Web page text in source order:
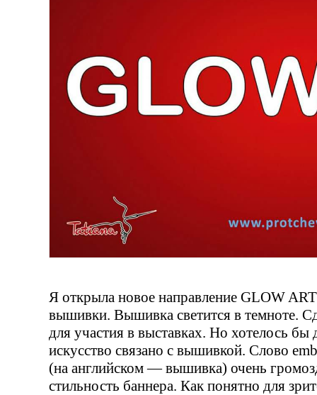
Я открыла новое направление GLOW ART
вышивки. Вышивка светится в темноте.
для участия в выставках. Но хотелось бы
искусство связано с вышивкой. Слово
(на английском — вышивка) очень
стильность баннера. Как понятно для